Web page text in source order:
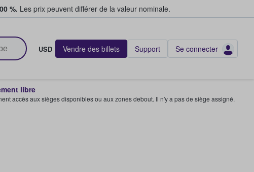
%. Les prix peuvent différer de la valeur nominale.
USD Vendre des billets Support Se connecter
libre
accès aux sièges disponibles ou aux zones debout. Il n'y a pas de siège assigné.